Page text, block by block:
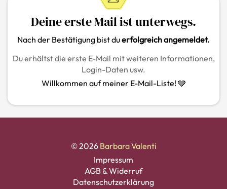
Deine erste Mail ist unterwegs.
Nach der Bestätigung bist duerfolgreich angemeldet.
Du erhältst die erste E-Mail mit weiteren Informationen,
Login-Daten usw.
Willkommen auf meiner E-Mail-Liste! 🩶
© 2026 Barbara Valenti
Impressum
AGB & Widerruf
Datenschutzerklärung